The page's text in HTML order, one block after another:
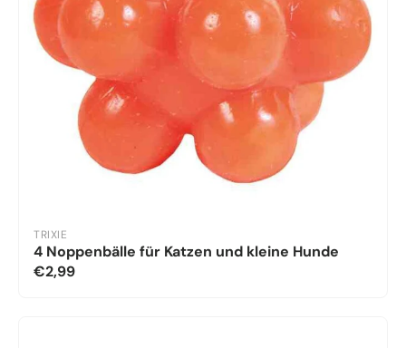
TRIXIE
4 Noppenbälle für Katzen und kleine Hunde
€2,99